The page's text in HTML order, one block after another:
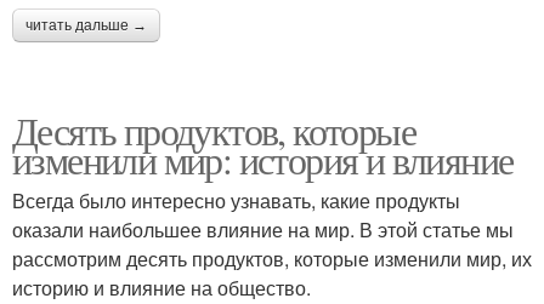
читать дальше →
Десять продуктов, которые
изменили мир: история и влияние
Всегда было интересно узнавать, какие продукты
оказали наибольшее влияние на мир. В этой статье мы
рассмотрим десять продуктов, которые изменили мир, их
историю и влияние на общество.